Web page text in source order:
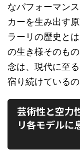
なパフォーマン
カーを生み出す
ラーリの歴史と
の生き様そのも
念は、現代に至
宿り続けているの
芸術性と空力
リ各モデルに